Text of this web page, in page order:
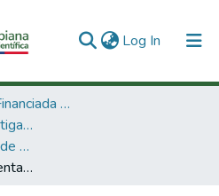
Log In (current)
1. Investigación Financiada con Recursos Públicos
1.1 Productos de investigación
1.1.1. Informes Finales de Proyectos de Investigación
Quimioterapia experimental de la leishmaniosis: búsqueda de productos naturales y derivados sintéticos o hemisintéticos con actividad antileishmania